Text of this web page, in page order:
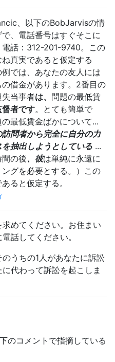
、以下のBobJarvisの情
、電話番号はすぐそこに
電話：312-201-9740。この
真実であると仮定する
例では、あなたの友人には
借金があります。2番目の
当事者は、 問題の最低賃
督者です。とても簡単で
最低賃金ばかについて...
訪問者から完全に自分の力
を抽出しようとしている ...
の後、彼は単純に永遠に
ングを必要とする。）この
ると仮定する。
めてください。お住まい
話してください。
うちの1人があなたに訴訟
代わって訴訟を起こしま
のコメントで指摘している